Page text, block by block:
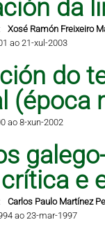
da
Xosé Ramón Freixeiro
ao 21-xul-2003
do
(época
ao 8-xun-2002
e
Carlos Paulo Martínez
ao 23-mar-1997